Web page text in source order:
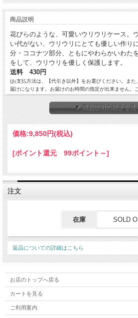
商品説明
花びらのような、可愛いウリウリケース。
い代がない、ウリウリにとても優しい作り
分・ココナツ部分、ともにやわらかいわた
をして、 ウリウリを優しく保護し ます。
送料 430円
(お支払方法は、【代引き以外】をお選びください。ま
届けになります。お届けのお時間の指定が出来ません。
※お支払方法の【代引き】をご選択の場合は、送料は宅
なりますので、ご注意くださいませ。▼ 商品説明の続きを
価格:9,850円(税込)
[ポイント還元 99ポイント～]
注文
在庫 SOLD
返品についての詳細はこちら
お店のトップへ戻る
カートを見る
ご利用案内